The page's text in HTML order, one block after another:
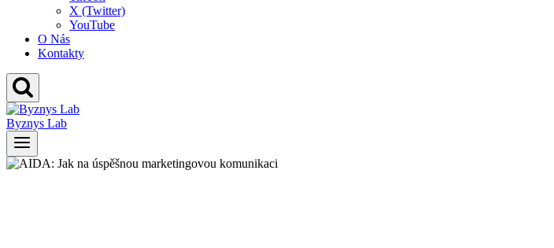
X (Twitter)
YouTube
O Nás
Kontakty
Byznys Lab